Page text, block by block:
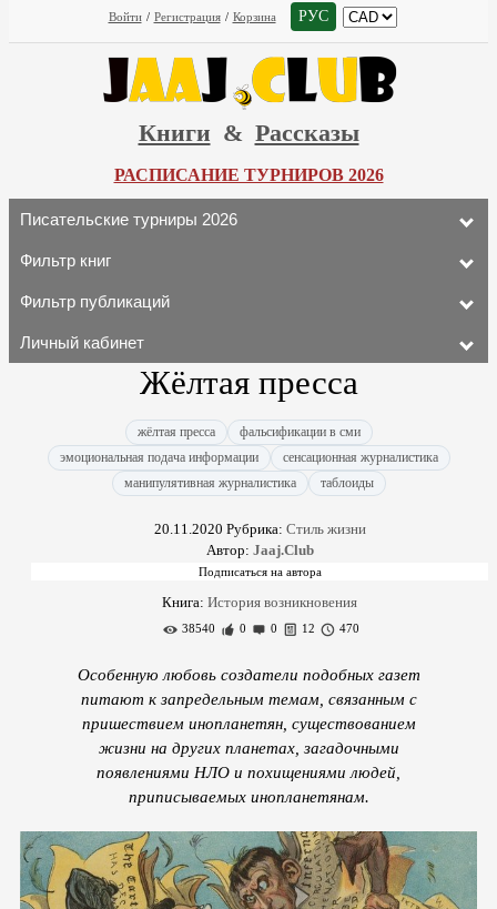
Войти / Регистрация / Корзина РУС
Книги & Рассказы
РАСПИСАНИЕ ТУРНИРОВ 2026
Писательские турниры 2026
Фильтр книг
Фильтр публикаций
Личный кабинет
Жёлтая пресса
жёлтая пресса
фальсификации в сми
эмоциональная подача информации
сенсационная журналистика
манипулятивная журналистика
таблоиды
20.11.2020 Рубрика: Стиль жизни
Автор: Jaaj.Club
Книга: История возникновения
38540 0 0 12 470
Особенную любовь создатели подобных газет
питают к запредельным темам, связанным с
пришествием инопланетян, существованием
жизни на других планетах, загадочными
появлениями НЛО и похищениями людей,
приписываемых инопланетянам.